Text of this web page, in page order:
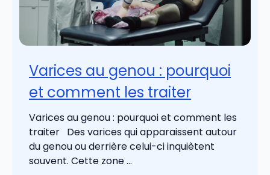
Varices au genou : pourquoi
et comment les traiter
Varices au genou : pourquoi et comment les
traiter Des varices qui apparaissent autour
du genou ou derrière celui-ci inquiètent
souvent. Cette zone ...